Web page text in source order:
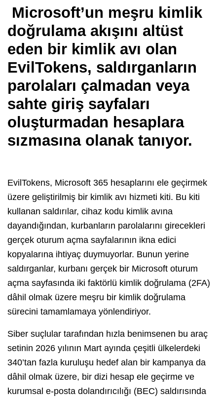
Microsoft’un meşru kimlik
doğrulama akışını altüst
eden bir kimlik avı olan
EvilTokens, saldırganların
parolaları çalmadan veya
sahte giriş sayfaları
oluşturmadan hesaplara
sızmasına olanak tanıyor.
EvilTokens, Microsoft 365 hesaplarını ele geçirmek
üzere geliştirilmiş bir kimlik avı hizmeti kiti. Bu kiti
kullanan saldırılar, cihaz kodu kimlik avına
dayandığından, kurbanların parolalarını girecekleri
gerçek oturum açma sayfalarının ikna edici
kopyalarına ihtiyaç duymuyorlar. Bunun yerine
saldırganlar, kurbanı gerçek bir Microsoft oturum
açma sayfasında iki faktörlü kimlik doğrulama (2FA)
dâhil olmak üzere meşru bir kimlik doğrulama
sürecini tamamlamaya yönlendiriyor.
Siber suçlular tarafından hızla benimsenen bu araç
setinin 2026 yılının Mart ayında çeşitli ülkelerdeki
340’tan fazla kuruluşu hedef alan bir kampanya da
dâhil olmak üzere, bir dizi hesap ele geçirme ve
kurumsal e-posta dolandırıcılığı (BEC) saldırısında